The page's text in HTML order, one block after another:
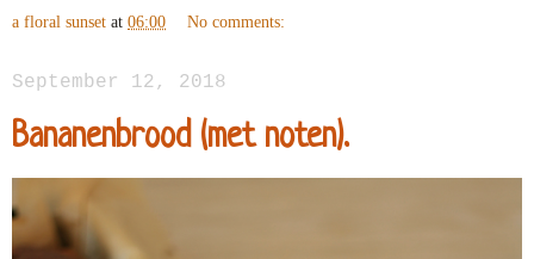
a floral sunset at 06:00 No comments:
September 12, 2018
Bananenbrood (met noten).